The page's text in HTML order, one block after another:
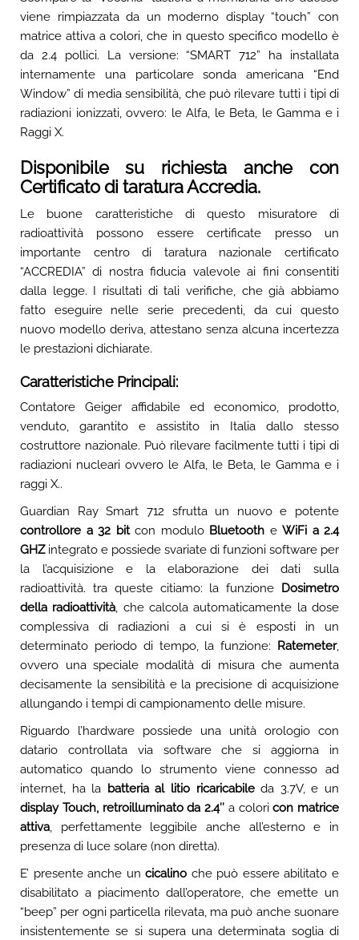
viene rimpiazzata da un moderno display “touch” con
matrice attiva a colori, che in questo specifico modello è
da 2.4 pollici. La versione: “SMART 712” ha installata
internamente una particolare sonda americana “End
Window” di media sensibilità, che può rilevare tutti i tipi di
radiazioni ionizzati, ovvero: le Alfa, le Beta, le Gamma e i
Raggi X.
Disponibile su richiesta anche con
Certificato di taratura Accredia.
Le buone caratteristiche di questo misuratore di
radioattività possono essere certificate presso un
importante centro di taratura nazionale certificato
“ACCREDIA” di nostra fiducia valevole ai fini consentiti
dalla legge. I risultati di tali verifiche, che già abbiamo
fatto eseguire nelle serie precedenti, da cui questo
nuovo modello deriva, attestano senza alcuna incertezza
le prestazioni dichiarate.
Caratteristiche Principali:
Contatore Geiger affidabile ed economico, prodotto,
venduto, garantito e assistito in Italia dallo stesso
costruttore nazionale. Può rilevare facilmente tutti i tipi di
radiazioni nucleari ovvero le Alfa, le Beta, le Gamma e i
raggi X..
Guardian Ray Smart 712 sfrutta un nuovo e potente
controllore a 32 bitcon moduloBluetooth e WiFi a 2.4
GHZintegrato e possiede svariate di funzioni software per
la l’acquisizione e la elaborazione dei dati sulla
radioattività. tra queste citiamo: la funzione Dosimetro
della radioattività, che calcola automaticamente la dose
complessiva di radiazioni a cui si è esposti in un
determinato periodo di tempo, la funzione: Ratemeter,
ovvero una speciale modalità di misura che aumenta
decisamente la sensibilità e la precisione di acquisizione
allungando i tempi di campionamento delle misure.
Riguardo l’hardware possiede una unità orologio con
datario controllata via software che si aggiorna in
automatico quando lo strumento viene connesso ad
internet, ha la batteria al litio ricaricabileda 3.7V, e un
display Touch, retroilluminato da 2.4″ a coloricon matrice
attiva, perfettamente leggibile anche all’esterno e in
presenza di luce solare (non diretta).
E’ presente anche uncicalino che può essere abilitato e
disabilitato a piacimento dall’operatore, che emette un
“beep” per ogni particella rilevata, ma può anche suonare
insistentemente se si supera una determinata soglia di